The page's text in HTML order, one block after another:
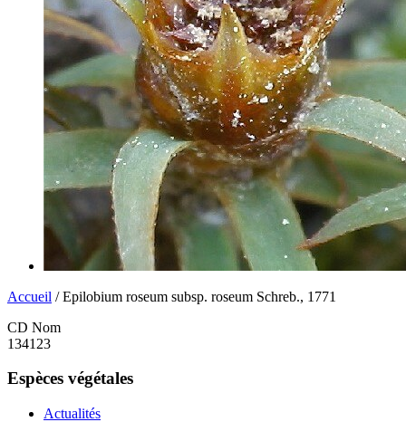
Accueil / Epilobium roseum subsp. roseum Schreb., 1771
CD Nom
134123
Espèces végétales
Actualités